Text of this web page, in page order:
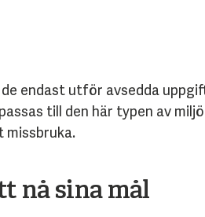
endast utför avsedda
till den här typen av
nå sina mål